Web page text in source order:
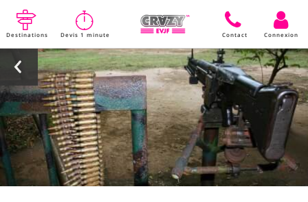
Destinations Devis 1 minute Contact Connexion